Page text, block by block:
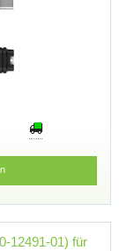
12491-01) für